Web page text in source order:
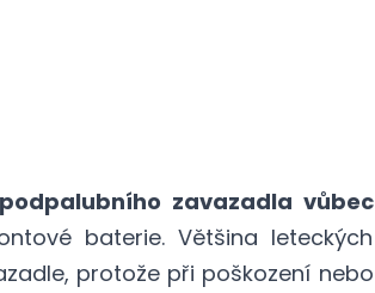
zavazadla vůbec
baterie. Většina leteckých
protože při poškození nebo